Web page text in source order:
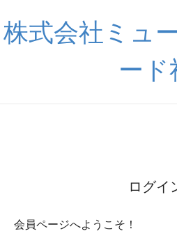
株式会社ミュ
ード
ログイ
会員ページへようこそ！